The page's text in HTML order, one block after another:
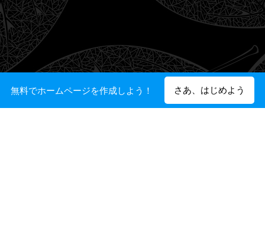
無料でホームページを作成しよう！ さあ、はじめよう